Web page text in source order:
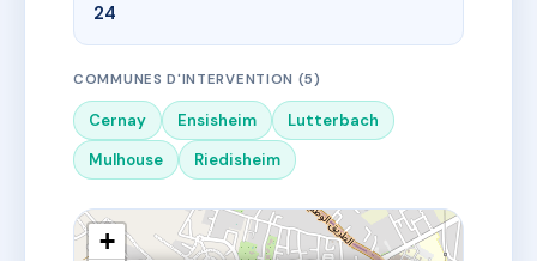
24
COMMUNES D'INTERVENTION (5)
Cernay Ensisheim
Lutterbach
Mulhouse
Riedisheim
+